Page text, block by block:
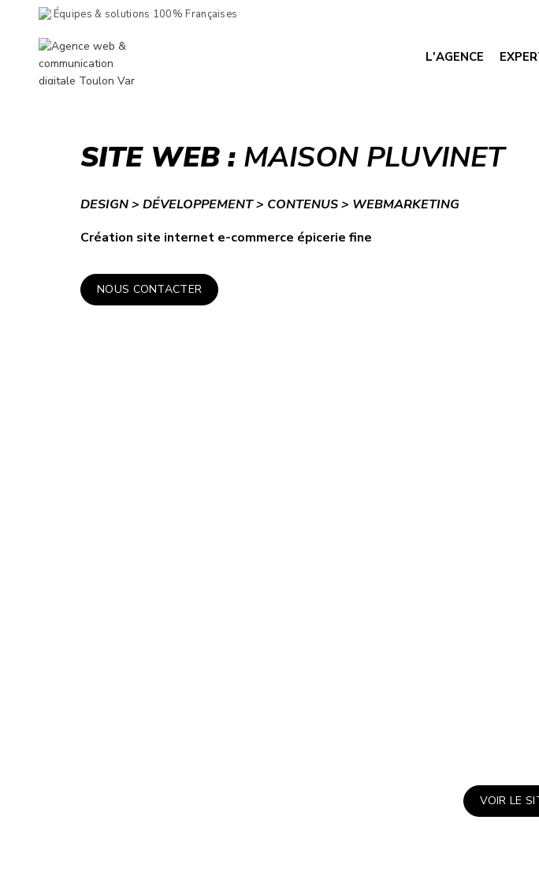
Équipes & solutions 100% Françaises
L'AGENCE
SITE WEB : MAISON PLUVINET
DESIGN > DÉVELOPPEMENT > CONTENUS > WEBMARKETING
Création site internet e-commerce épicerie fine
NOUS CONTACTER
VOIR LE